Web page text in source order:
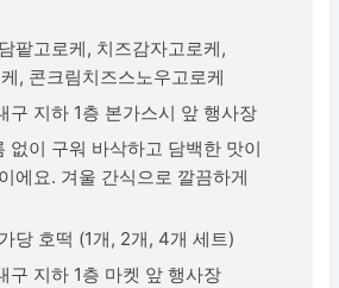
팥고로케, 치즈감자고로케,
, 콘크림치즈스노우고로케
구 지하 1층 본가스시 앞 행사장
없이 구워 바삭하고 담백한 맛이
에요. 겨울 간식으로 깔끔하게
당 호떡 (1개, 2개, 4개 세트)
구 지하 1층 마켓 앞 행사장